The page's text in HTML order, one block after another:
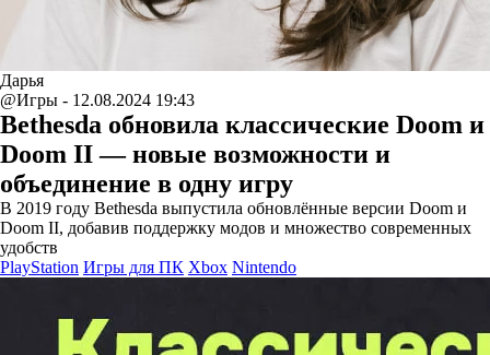
Дарья
@Игры - 12.08.2024 19:43
Bethesda обновила классические Doom и
Doom II — новые возможности и
объединение в одну игру
В 2019 году Bethesda выпустила обновлённые версии Doom и
Doom II, добавив поддержку модов и множество современных
удобств
PlayStation Игры для ПК Xbox Nintendo